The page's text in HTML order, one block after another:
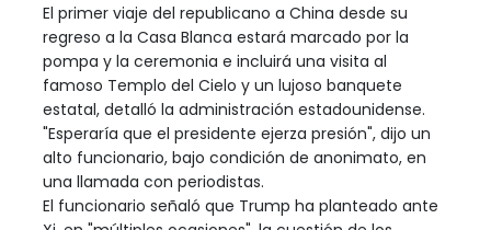
El primer viaje del republicano a China desde su
regreso a la Casa Blanca estará marcado por la
pompa y la ceremonia e incluirá una visita al
famoso Templo del Cielo y un lujoso banquete
estatal, detalló la administración estadounidense.
"Esperaría que el presidente ejerza presión", dijo un
alto funcionario, bajo condición de anonimato, en
una llamada con periodistas.
El funcionario señaló que Trump ha planteado ante